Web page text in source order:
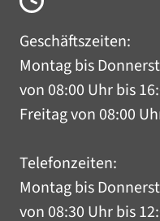
Geschäftszeiten:
Montag bis
von 08:00 Uhr bis
Freitag von 08:00
Telefonzeiten:
Montag bis
von 08:30 Uhr bis